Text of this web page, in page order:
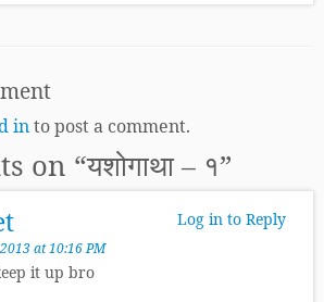
into post a comment.
on “यशोगाथा – १”
Log in to Reply
at 10:16 PM
it up bro